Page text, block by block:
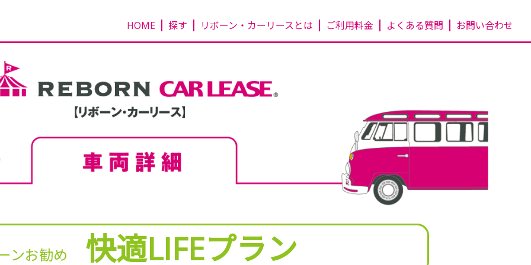
HOME 探す リボーン・カーリースとは ご利用料金 よくある質問 お問い合わせ
ンお勧め 快適LIFEプラン